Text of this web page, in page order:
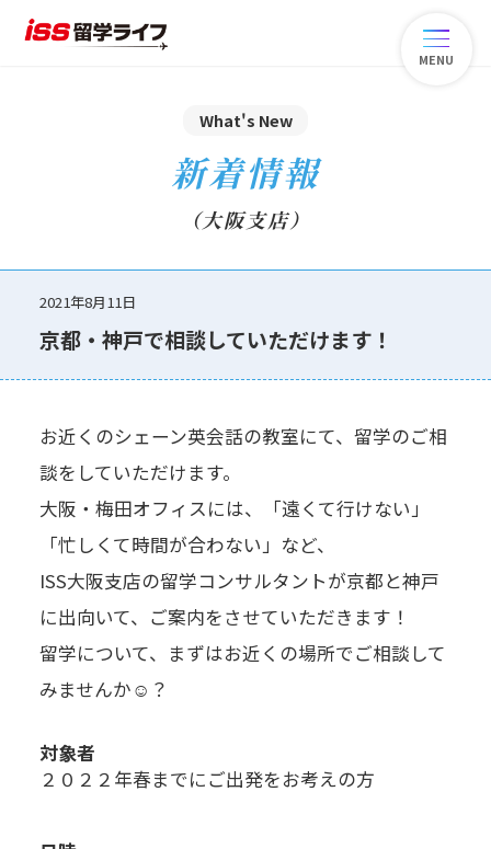
MENU
What's New
新着情報
（大阪支店）
2021年8月11日
京都・神戸で相談していただけます！
お近くのシェーン英会話の教室にて、留学のご相
談をしていただけます。
大阪・梅田オフィスには、「遠くて行けない」
「忙しくて時間が合わない」など、
ISS大阪支店の留学コンサルタントが京都と神戸
に出向いて、ご案内をさせていただきます！
留学について、まずはお近くの場所でご相談して
みませんか☺？
対象者
２０２２年春までにご出発をお考えの方